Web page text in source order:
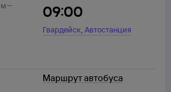
09:00
Гвардейск,Автостанция
Маршрут автобуса